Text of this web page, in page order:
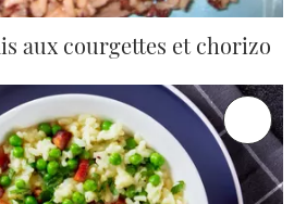
aux courgettes et chorizo